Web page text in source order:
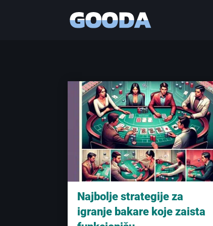
Najbolje strategije za
igranje bakare koje zaista